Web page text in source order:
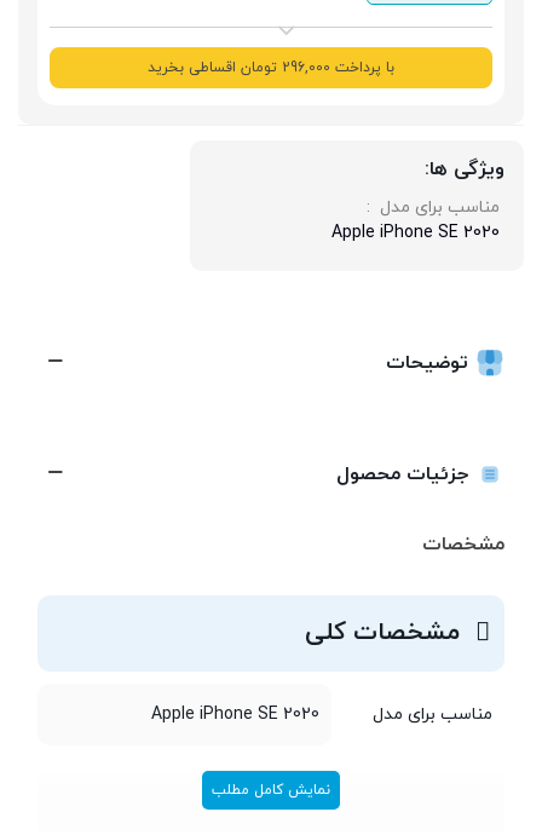
با پرداخت 296,000 تومان اقساطی بخرید
ویژگی ها:
مناسب برای مدل  :
Apple iPhone SE 2020
توضیحات
جزئیات محصول
مشخصات
مشخصات کلی
مناسب برای مدل Apple iPhone SE 2020
نمایش کامل مطلب